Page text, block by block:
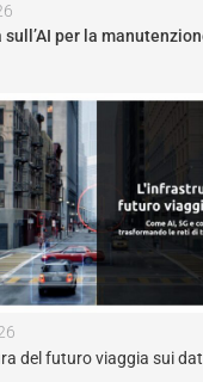
sull’AI per la
del futuro viaggia sui